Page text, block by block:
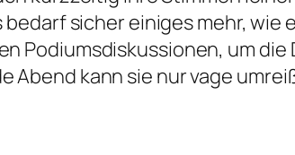
sicher einiges mehr,
Podiumsdiskussionen, um
Abend kann sie nur vage